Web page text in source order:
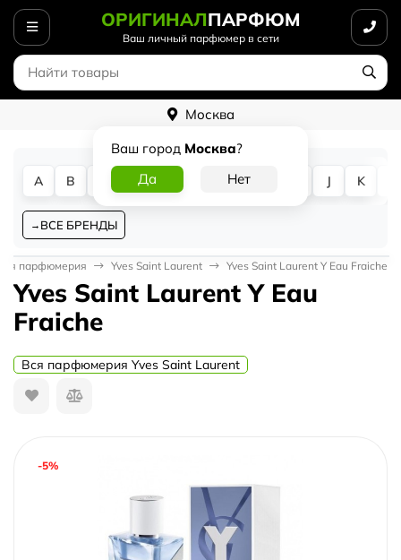
ОРИГИНАЛПАРФЮМ
Ваш личный парфюмер в сети
Москва
Ваш город Москва?
A B D G J K
ВСЕ БРЕНДЫ
парфюмерия Yves Saint Laurent Yves Saint Laurent Y Eau Fraiche
Yves Saint Laurent Y Eau
Fraiche
Вся парфюмерия Yves Saint Laurent
-5%